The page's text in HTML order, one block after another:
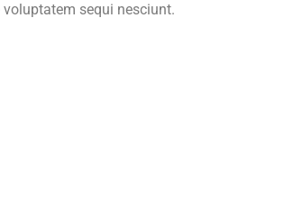
sequi nesciunt.